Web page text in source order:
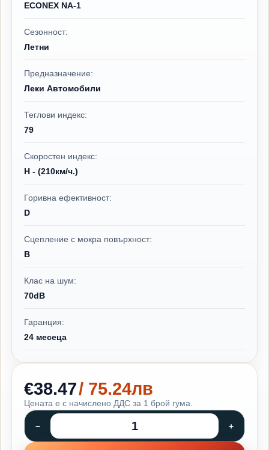
ECONEX NA-1
Сезонност:
Летни
Предназначение:
Леки Автомобили
Теглови индекс:
79
Скоростен индекс:
H - (210км/ч.)
Горивна ефективност:
D
Сцепление с мокра повърхност:
B
Клас на шум:
70dB
Гаранция:
24 месеца
€38.47/ 75.24лв
Цената е с начислено ДДС за 1 брой гума.